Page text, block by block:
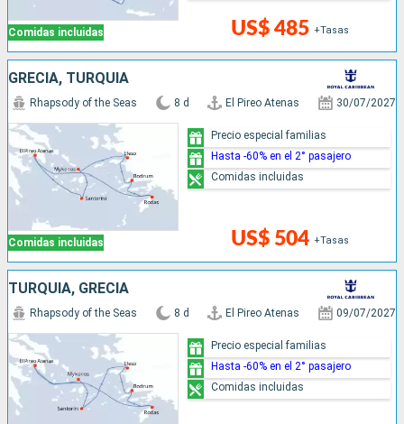
Comidas incluidas US$ 485 +Tasas
GRECIA, TURQUÍA
Comidas incluidas
Rhapsody of the Seas 8 d El Pireo Atenas 30/07/2027
US$ 504 +Tasas
Precio especial familias
Hasta -60% en el 2° pasajero
Comidas incluidas
TURQUÍA, GRECIA
Rhapsody of the Seas 8 d El Pireo Atenas 09/07/2027
Precio especial familias
Hasta -60% en el 2° pasajero
Comidas incluidas